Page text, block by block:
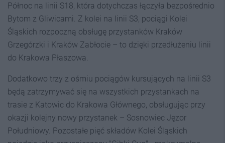
Północ na linii S18, która dotychczas łączyła bezpośrednio
Bytom z Gliwicami. Z kolei na linii S3, pociągi Kolei
Śląskich rozpoczną obsługę przystanków Kraków
Grzegórzki i Kraków Zabłocie – to dzięki przedłużeniu linii
do Krakowa Płaszowa.
Dodatkowo trzy z ośmiu pociągów kursujących na linii S3
będą zatrzymywać się na wszystkich przystankach na
trasie z Katowic do Krakowa Głównego, obsługując przy
okazji kolejny nowy przystanek – Sosnowiec Jęzor
Południowy. Pozostałe pięć składów Kolei Śląskich